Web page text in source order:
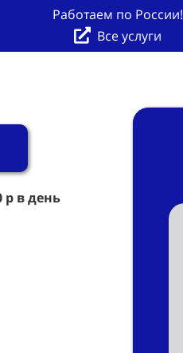
Работаем по России!
Все услуги
р в день